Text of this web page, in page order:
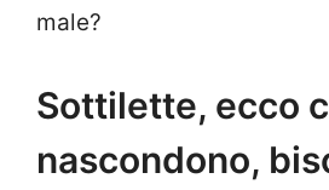
male?
Sottilette, ecco
nascondono,